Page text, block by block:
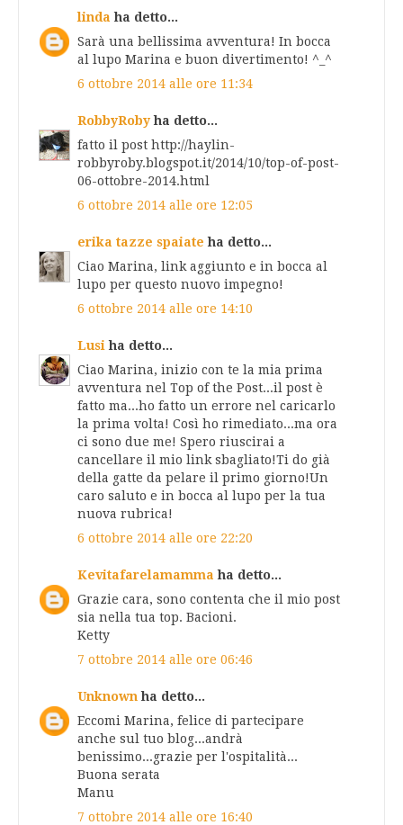
linda ha detto...
Sarà una bellissima avventura! In bocca
al lupo Marina e buon divertimento! ^_^
6 ottobre 2014 alle ore 11:34
RobbyRobyha detto...
fatto il post http://haylin-
robbyroby.blogspot.it/2014/10/top-of-post-
06-ottobre-2014.html
6 ottobre 2014 alle ore 12:05
erika tazze spaiate ha detto...
Ciao Marina, link aggiunto e in bocca al
lupo per questo nuovo impegno!
6 ottobre 2014 alle ore 14:10
Lusi ha detto...
Ciao Marina, inizio con te la mia prima
avventura nel Top of the Post...il post è
fatto ma...ho fatto un errore nel caricarlo
la prima volta! Così ho rimediato...ma ora
ci sono due me! Spero riuscirai a
cancellare il mio link sbagliato!Ti do già
della gatte da pelare il primo giorno!Un
caro saluto e in bocca al lupo per la tua
nuova rubrica!
6 ottobre 2014 alle ore 22:20
Kevitafarelamamma ha detto...
Grazie cara, sono contenta che il mio post
sia nella tua top. Bacioni.
Ketty
7 ottobre 2014 alle ore 06:46
Unknown ha detto...
Eccomi Marina, felice di partecipare
anche sul tuo blog...andrà
benissimo...grazie per l'ospitalità...
Buona serata
Manu
7 ottobre 2014 alle ore 16:40